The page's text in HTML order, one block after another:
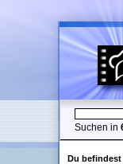
Suchen in
Du